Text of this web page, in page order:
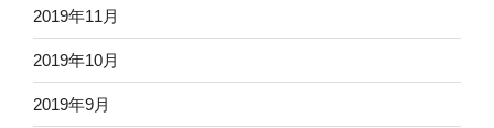
2019年11月
2019年10月
2019年9月